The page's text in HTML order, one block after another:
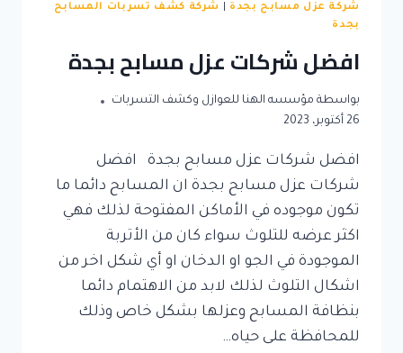
شركة عزل مسابح بجدة
شركة كشف تسربات المسابح
بجدة
افضل شركات عزل مسابح بجدة
بواسطة مؤسسه الهنا للعوازل وكشف التسربات
26 أكتوبر، 2023
افضل شركات عزل مسابح بجدة افضل
شركات عزل مسابح بجدة ان المسابح دائما ما
تكون موجوده في الأماكن المفتوحة لذلك فهي
اكثر عرضه للتلوث سواء كان من الأتربة
الموجودة في الجو او الدخان او أي شكل اخر من
اشكال التلوث لذلك لابد من الاهتمام دائما
بنظافة المسابح وعزلها بشكل خاص وذلك
للمحافظة على حياه…